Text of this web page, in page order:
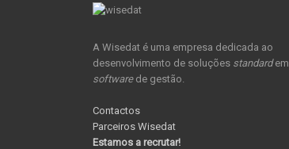
A Wisedat é uma empresa dedicada ao
desenvolvimento de soluções standardem
softwarede gestão.
Contactos
Parceiros Wisedat
Estamos a recrutar!